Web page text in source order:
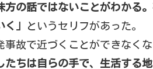
の話ではないことがわかる。
」
というセリフがあった。
故で近づくことができなく
ちは自らの手で、生活する地